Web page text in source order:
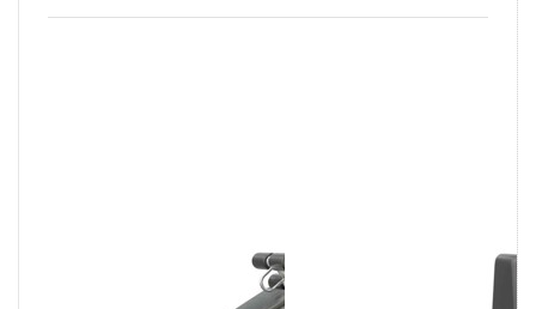
Zu diesem Produkt liegen noch keine Bewertungen
Zu diesem